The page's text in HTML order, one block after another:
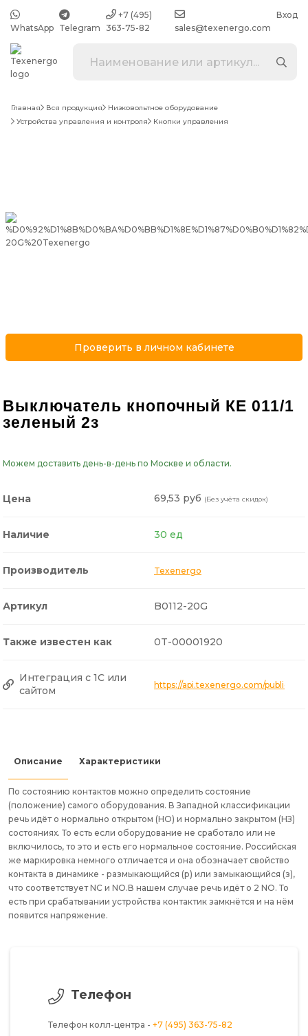
WhatsApp Telegram
+7 (495)
363-75-82
sales@texenergo.com
Вход
Главная Вся продукция
Низковольтное оборудование
Устройства управления и контроля
Кнопки управления
Проверить в личном кабинете
Выключатель кнопочный КЕ 011/1
зеленый 2з
Можем доставить день-в-день по Москве и области.
Цена 69,53 руб (Без учёта скидок)
Наличие 30 ед
Производитель Texenergo
Артикул B0112-20G
Также известен как 0T-00001920
Интеграция с 1С или
сайтом
https://api.texenergo.com/public/
Описание Характеристики
По состоянию контактов можно определить состояние
(положение) самого оборудования. В Западной классификации
речь идёт о нормально открытом (НО) и нормально закрытом (НЗ)
состояниях. То есть если оборудование не сработало или не
включилось, то это и есть его нормальное состояние. Российская
же маркировка немного отличается и она обозначает свойство
контакта в динамике - размыкающийся (р) или замыкающийся (з),
что соответствует NC и NO.В нашем случае речь идёт о 2 NO. То
есть при срабатывании устройства контактик замкнётся и на нём
появится напряжение.
Телефон
Телефон колл-центра - +7 (495) 363-75-82